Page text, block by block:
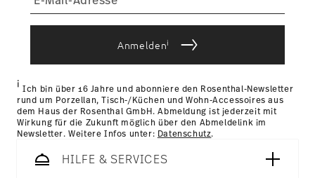
Anmeldeni
i Ich bin über 16 Jahre und abonniere den Rosenthal-Newsletter
rund um Porzellan, Tisch-/Küchen und Wohn-Accessoires aus
dem Haus der Rosenthal GmbH. Abmeldung ist jederzeit mit
Wirkung für die Zukunft möglich über den Abmeldelink im
Newsletter. Weitere Infos unter: Datenschutz.
HILFE & SERVICES